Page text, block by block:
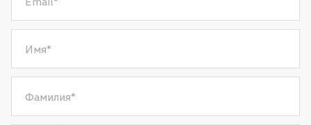
Имя*
Фамилия*